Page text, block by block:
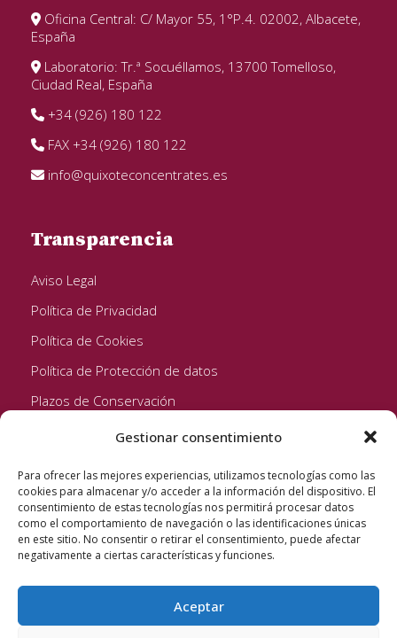
Gestionar consentimiento
Para ofrecer las mejores experiencias, utilizamos tecnologías como las
cookies para almacenar y/o acceder a la información del dispositivo. El
consentimiento de estas tecnologías nos permitirá procesar datos
como el comportamiento de navegación o las identificaciones únicas
en este sitio. No consentir o retirar el consentimiento, puede afectar
negativamente a ciertas características y funciones.
Aceptar
Oficina Central: C/ Mayor 55, 1°P.4. 02002, Albacete,
España
Laboratorio: Tr.ª Socuéllamos, 13700 Tomelloso,
Ciudad Real, España
+34 (926) 180 122
FAX +34 (926) 180 122
info@quixoteconcentrates.es
Transparencia
Aviso Legal
Política de Privacidad
Política de Cookies
Política de Protección de datos
Plazos de Conservación
Seguinos!
Quixote Concentrates S.L. 2022 © Reservados todos los
derechos